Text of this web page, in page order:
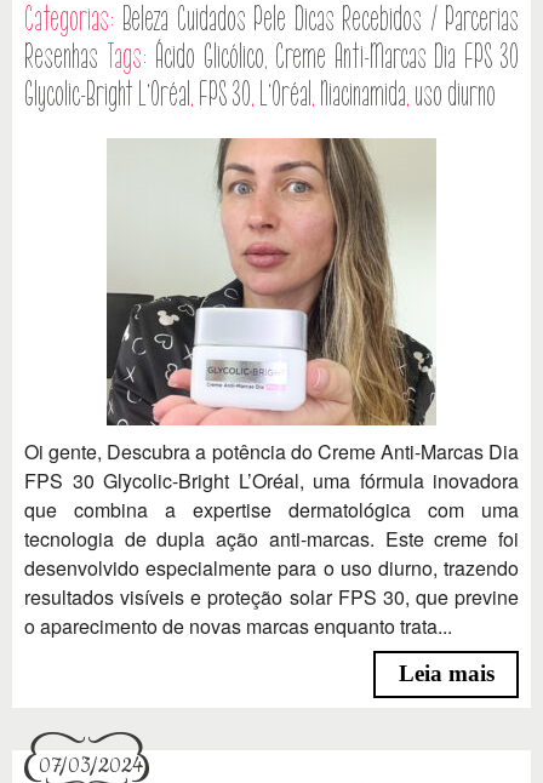
Categorias: Beleza Cuidados Pele Dicas Recebidos / Parcerias
Resenhas Tags: Ácido Glicólico, Creme Anti-Marcas Dia FPS 30
Glycolic-Bright L’Oréal, FPS 30, L’Oréal, Niacinamida, uso diurno
Oi gente, Descubra a potência do Creme Anti-Marcas Dia
FPS 30 Glycolic-Bright L’Oréal, uma fórmula inovadora
que combina a expertise dermatológica com uma
tecnologia de dupla ação anti-marcas. Este creme foi
desenvolvido especialmente para o uso diurno, trazendo
resultados visíveis e proteção solar FPS 30, que previne
o aparecimento de novas marcas enquanto trata...
Leia mais
07/03/2024